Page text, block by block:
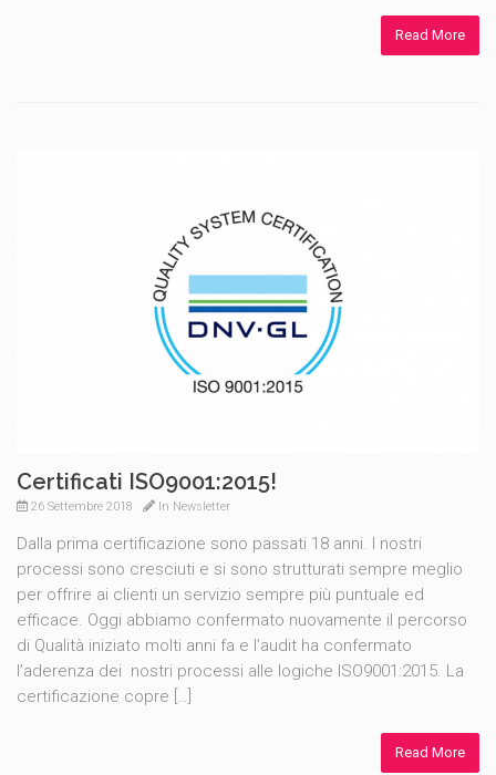
Read More
Certificati ISO9001:2015!
26 Settembre 2018 In Newsletter
Dalla prima certificazione sono passati 18 anni. I nostri
processi sono cresciuti e si sono strutturati sempre meglio
per offrire ai clienti un servizio sempre più puntuale ed
efficace. Oggi abbiamo confermato nuovamente il percorso
di Qualità iniziato molti anni fa e l’audit ha confermato
l’aderenza dei nostri processi alle logiche ISO9001:2015. La
certificazione copre […]
Read More